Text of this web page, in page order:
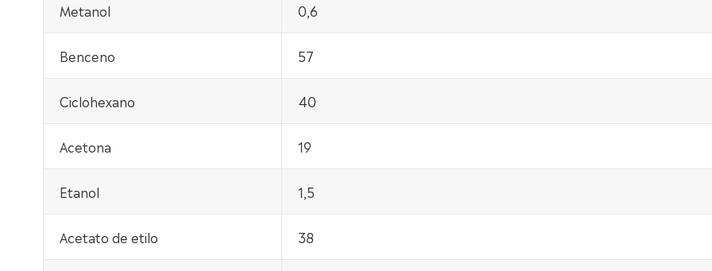
Metanol 0,6
Benceno 57
Ciclohexano 40
Acetona 19
Etanol 1,5
Acetato de etilo 38